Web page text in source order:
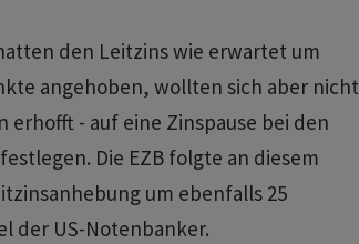
den Leitzins wie erwartet um
angehoben, wollten sich aber nicht
erhofft - auf eine Zinspause bei den
Die EZB folgte an diesem
um ebenfalls 25
der US-Notenbanker.